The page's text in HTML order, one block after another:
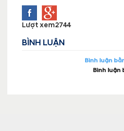
Lượt xem2744
BÌNH LUẬN
Bình luận
Bình luận